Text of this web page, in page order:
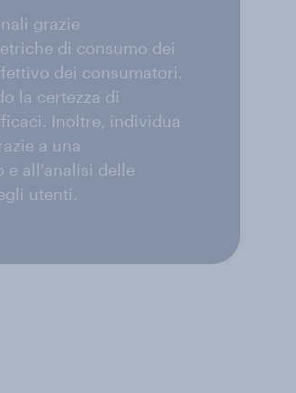
grazie
di consumo dei
dei consumatori.
la certezza di
Inoltre, individua
a una
e all'analisi delle
utenti.